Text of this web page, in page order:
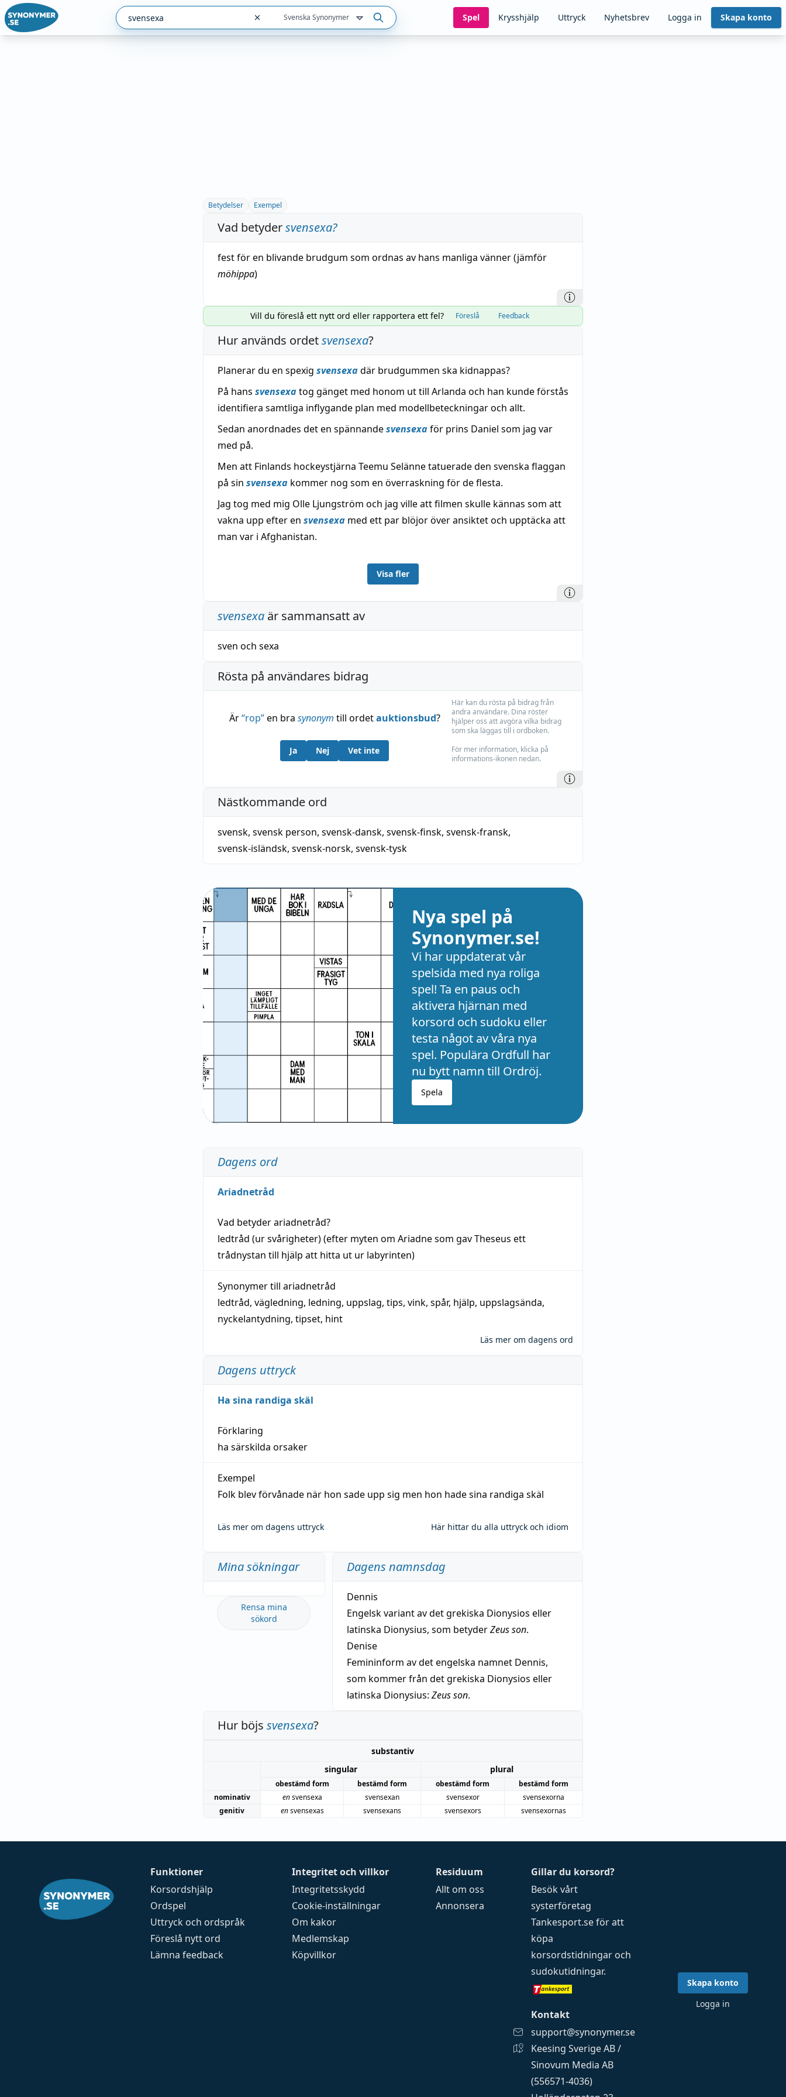
Svenska Synonymer Spel Krysshjälp Uttryck Nyhetsbrev Logga in Skapa konto
Betydelser Exempel
Vad betydersvensexa?
festför en blivande brudgum som ordnas av hans manliga vänner(jämför
möhippa)
Vill du föreslå ett nytt ord eller rapportera ett fel? Föreslå Feedback
Hur används ordetsvensexa?
Planerar du en spexig svensexadär brudgummen ska kidnappas?
På hans svensexatog gänget med honom ut till Arlanda och han kunde förstås
identifiera samtliga inflygande plan med modellbeteckningar och allt.
Sedan anordnades det en spännandesvensexaför prins Daniel som jag var
med på.
Men att Finlands hockeystjärna Teemu Selänne tatuerade den svenska flaggan
på sin svensexa kommer nog som en överraskning för de flesta.
Jag tog med mig Olle Ljungström och jag ville att filmen skulle kännas som att
vakna upp efter en svensexa med ett par blöjor över ansiktet och upptäcka att
man var i Afghanistan.
Visa fler
svensexa är sammansatt av
sven och sexa
Rösta på användares bidrag
Är“rop”en bra synonym till ordetauktionsbud?
Ja Nej Vet inte
Här kan du rösta på bidrag från
andra användare. Dina röster
hjälper oss att avgöra vilka bidrag
som ska läggas till i ordboken.
För mer information, klicka på
informations-ikonen nedan.
Nästkommande ord
svensk, svensk person, svensk-dansk, svensk-finsk, svensk-fransk,
svensk-isländsk, svensk-norsk, svensk-tysk
Nya spel på
Synonymer.se!
Vi har uppdaterat vår
spelsida med nya roliga
spel! Ta en paus och
aktivera hjärnan med
korsord och sudoku eller
testa något av våra nya
spel. Populära Ordfull har
nu bytt namn till Ordröj.
Spela
Dagens ord
Ariadnetråd
Vad betyderariadnetråd?
ledtråd (ur svårigheter) (efter myten om Ariadne som gav Theseus ett
trådnystan till hjälp att hitta ut ur labyrinten)
Synonymer till ariadnetråd
ledtråd, vägledning, ledning, uppslag, tips, vink, spår, hjälp, uppslagsända,
nyckelantydning, tipset, hint
Läs mer om dagens ord
Dagens uttryck
Ha sina randiga skäl
Förklaring
ha särskilda orsaker
Exempel
Folk blev förvånade när hon sade upp sig men hon hade sina randiga skäl
Läs mer om dagens uttryck Här hittar du alla uttryck och idiom
Mina sökningar
Rensa mina
sökord
Dagens namnsdag
Dennis
Engelsk variant av det grekiska Dionysios eller
latinska Dionysius, som betyderZeus son.
Denise
Femininform av det engelska namnet Dennis,
som kommer från det grekiska Dionysios eller
latinska Dionysius: Zeus son.
Hur böjs svensexa?
substantiv
singular
plural
obestämd form bestämd form obestämd form
bestämd form
nominativ
ensvensexa svensexan svensexor
svensexorna
genitiv
ensvensexas svensexans svensexors svensexornas
Funktioner
Korsordshjälp
Ordspel
Uttryck och ordspråk
Föreslå nytt ord
Lämna feedback
Integritet och villkor
Integritetsskydd
Cookie-inställningar
Om kakor
Medlemskap
Köpvillkor
Residuum
Allt om oss
Annonsera
Gillar du korsord?
Besök vårt
systerföretag
Tankesport.seför att
köpa
korsordstidningar och
sudokutidningar.
Kontakt
support@synonymer.se
Keesing Sverige AB /
Sinovum Media AB
(556571-4036)
Skapa konto
Logga in